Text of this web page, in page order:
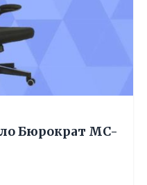
Бюрократ MC-